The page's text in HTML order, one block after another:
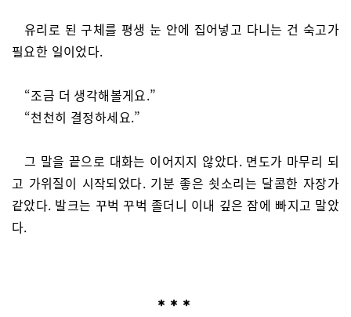
유리로 된 구체를 평생 눈 안에 집어넣고 다니는 건 숙고가
필요한 일이었다.
“조금 더 생각해볼게요.”
“천천히 결정하세요.”
그 말을 끝으로 대화는 이어지지 않았다. 면도가 마무리 되
고 가위질이 시작되었다. 기분 좋은 쇳소리는 달콤한 자장가
같았다. 발크는 꾸벅 꾸벅 졸더니 이내 깊은 잠에 빠지고 말았
다.